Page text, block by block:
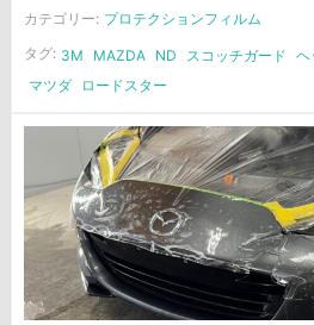
カテゴリー: プロテクションフィルム
タグ: 3M MAZDA ND スコッチガード ヘ
マツダ
ロードスター